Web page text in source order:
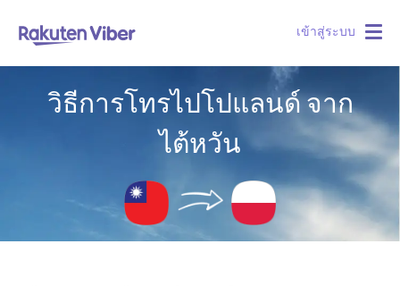
เข้าสู่ระบบ
วิธีการโทรไปโปแลนด์ จาก
ไต้หวัน